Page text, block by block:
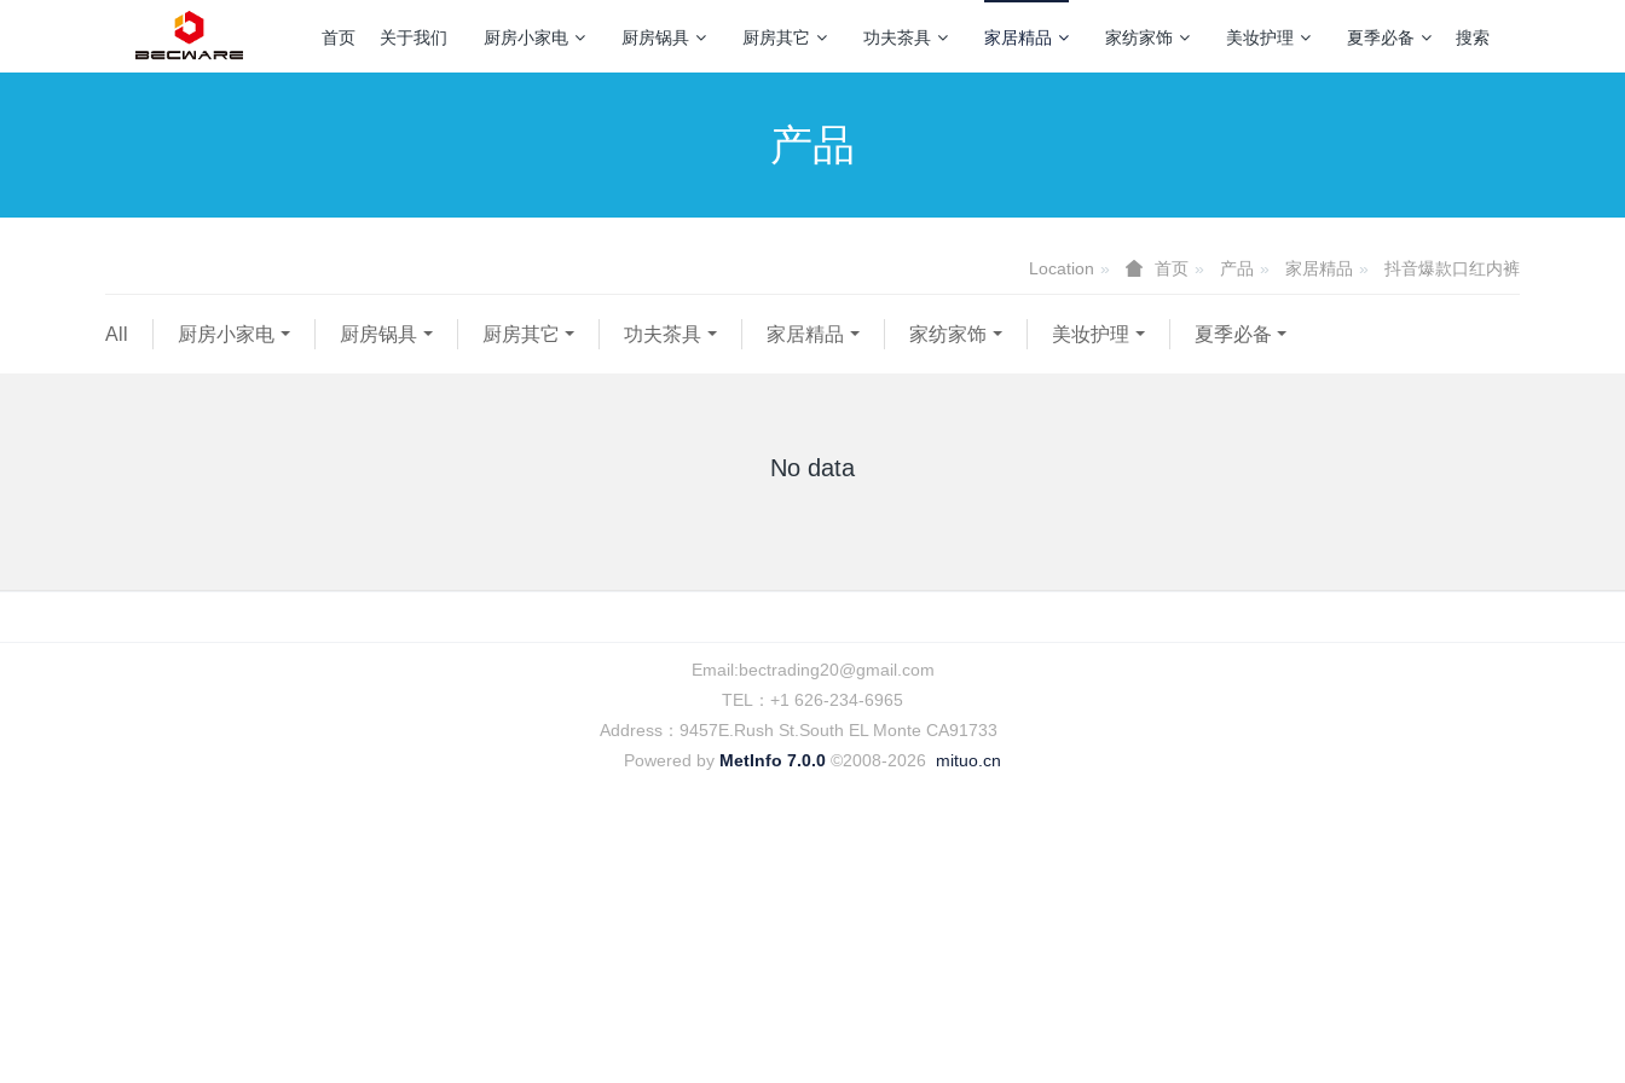
首页 关于我们 厨房小家电 厨房锅具 厨房其它 功夫茶具 家居精品 家纺家饰 美妆护理 夏季必备 搜索
产品
Location 首页 产品 家居精品 抖音爆款口红内裤
All 厨房小家电 厨房锅具 厨房其它 功夫茶具 家居精品 家纺家饰 美妆护理 夏季必备
No data
Email:bectrading20@gmail.com
TEL：+1 626-234-6965
Address：9457E.Rush St.South EL Monte CA91733
Powered by MetInfo 7.0.0 ©2008-2026 mituo.cn